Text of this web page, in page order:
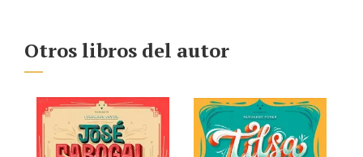
Otros libros del autor